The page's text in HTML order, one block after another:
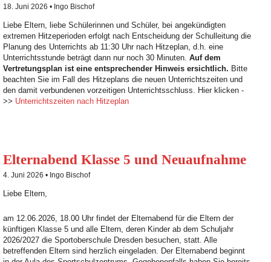
18. Juni 2026 • Ingo Bischof
Liebe Eltern, liebe Schülerinnen und Schüler, bei angekündigten
extremen Hitzeperioden erfolgt nach Entscheidung der Schulleitung die
Planung des Unterrichts ab 11:30 Uhr nach Hitzeplan, d.h. eine
Unterrichtsstunde beträgt dann nur noch 30 Minuten. Auf dem
Vertretungsplan ist eine entsprechender Hinweis ersichtlich. Bitte
beachten Sie im Fall des Hitzeplans die neuen Unterrichtszeiten und
den damit verbundenen vorzeitigen Unterrichtsschluss. Hier klicken -
>> Unterrichtszeiten nach Hitzeplan
Elternabend Klasse 5 und Neuaufnahme
4. Juni 2026 • Ingo Bischof
Liebe Eltern,
am 12.06.2026, 18.00 Uhr findet der Elternabend für die Eltern der
künftigen Klasse 5 und alle Eltern, deren Kinder ab dem Schuljahr
2026/2027 die Sportoberschule Dresden besuchen, statt. Alle
betreffenden Eltern sind herzlich eingeladen. Der Elternabend beginnt